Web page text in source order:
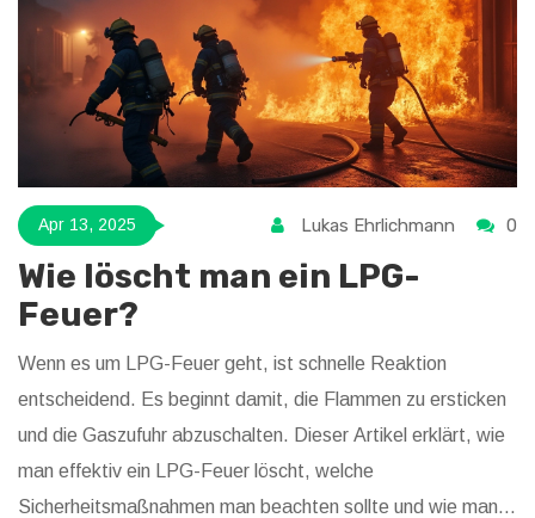
Apr 13, 2025 Lukas Ehrlichmann 0
Wie löscht man ein LPG-
Feuer?
Wenn es um LPG-Feuer geht, ist schnelle Reaktion
entscheidend. Es beginnt damit, die Flammen zu ersticken
und die Gaszufuhr abzuschalten. Dieser Artikel erklärt, wie
man effektiv ein LPG-Feuer löscht, welche
Sicherheitsmaßnahmen man beachten sollte und wie man